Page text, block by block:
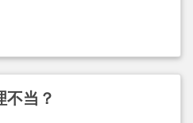
不当？